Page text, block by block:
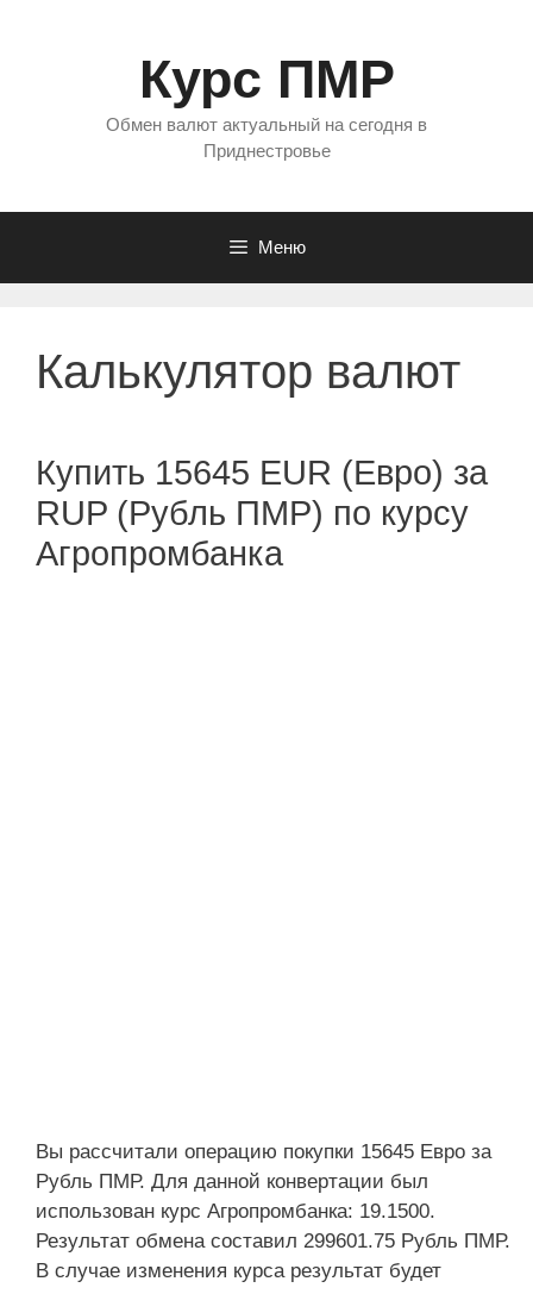
Курс ПМР
Обмен валют актуальный на сегодня в
Приднестровье
Меню
Калькулятор валют
Купить 15645 EUR (Евро) за
RUP (Рубль ПМР) по курсу
Агропромбанка
Вы рассчитали операцию покупки 15645 Евро за
Рубль ПМР. Для данной конвертации был
использован курс Агропромбанка: 19.1500.
Результат обмена составил 299601.75 Рубль ПМР.
В случае изменения курса результат будет